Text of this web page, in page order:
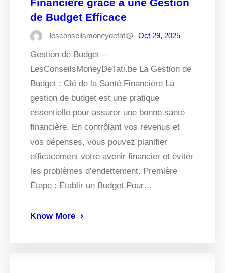
de Budget Efficace
lesconseilsmoneydetati Oct 29, 2025
Gestion de Budget –
LesConseilsMoneyDeTati.be La Gestion de
Budget : Clé de la Santé Financière La
gestion de budget est une pratique
essentielle pour assurer une bonne santé
financière. En contrôlant vos revenus et
vos dépenses, vous pouvez planifier
efficacement votre avenir financier et éviter
les problèmes d’endettement. Première
Étape : Établir un Budget Pour…
Know More